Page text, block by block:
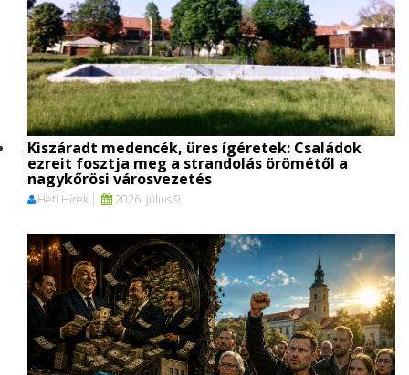
Kiszáradt medencék, üres ígéretek: Családok
ezreit fosztja meg a strandolás örömétől a
nagykőrösi városvezetés
Heti Hírek 2026. július 9.